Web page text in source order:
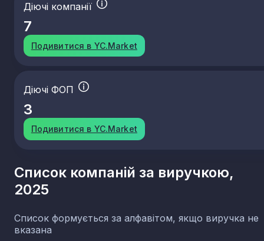
Діючі компанії
7
Подивитися в YC.Market
Діючі ФОП
3
Подивитися в YC.Market
Список компаній за виручкою,
2025
Список формується за алфавітом, якщо виручка не
вказана